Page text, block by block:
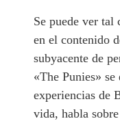
Se puede ver tal
en el contenido
subyacente de
«The Punies»
experiencias de
vida, habla